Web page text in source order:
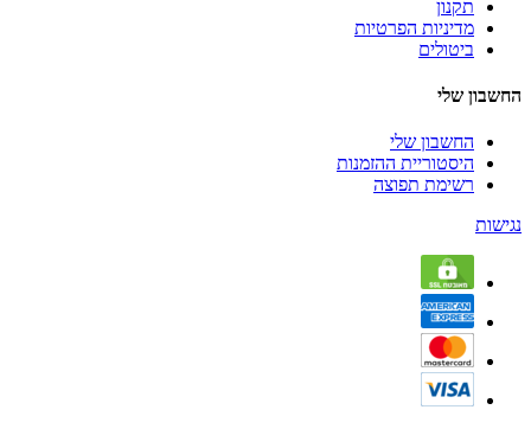
תקנון
מדיניות הפרטיות
ביטולים
החשבון שלי
החשבון שלי
היסטוריית ההזמנות
רשימת תפוצה
נגישות